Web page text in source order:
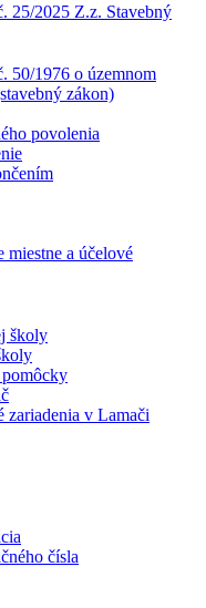
25/2025 Z.z. Stavebný
50/1976 o územnom
zákon)
povolenia
miestne a účelové
školy
pomôcky
zariadenia v Lamači
čísla